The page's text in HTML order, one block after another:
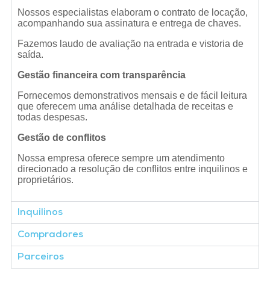
Nossos especialistas elaboram o contrato de locação,
acompanhando sua assinatura e entrega de chaves.
Fazemos laudo de avaliação na entrada e vistoria de
saída.
Gestão financeira com transparência
Fornecemos demonstrativos mensais e de fácil leitura
que oferecem uma análise detalhada de receitas e
todas despesas.
Gestão de conflitos
Nossa empresa oferece sempre um atendimento
direcionado a resolução de conflitos entre inquilinos e
proprietários.
Inquilinos
Compradores
Parceiros